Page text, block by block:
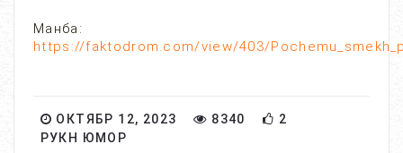
Манба:
https://faktodrom.com/view/403/
ОКТЯБР 12, 2023 8340
2
РУКН ЮМОР